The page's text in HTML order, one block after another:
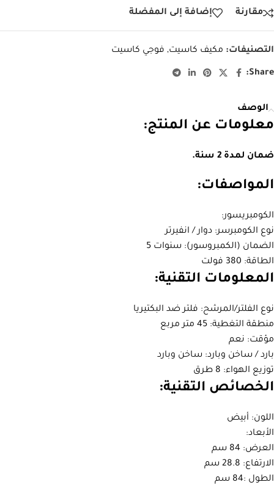
مقارنة إضافة إلى المفضلة
التصنيفات: مكيف كاسيت, فوجي كاسيت
Share:
الوصف
معلومات عن المنتج:
ضمان لمدة 2 سنة.
المواصفات:
الكومبريسور:
نوع الكومبرسر: دوار / انفيرتر
الضمان (الكمبروسور): سنوات 5
الطاقة: 380 فولت
المعلومات التقنية:
نوع الفلتر/المرشح: فلتر ضد البكتيريا
منطقة التغطية: 45 متر مربع
مؤقت: نعم
بارد / ساخن وبارد: ساخن وبارد
توزيع الهواء: 8 طرق
الخصائص التقنية:
اللون: أبيض
الأبعاد:
العرض: 84 سم
الارتفاع: 28.8 سم
الطول :84 سم